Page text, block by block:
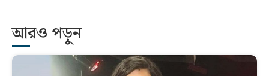
আরও পড়ুন